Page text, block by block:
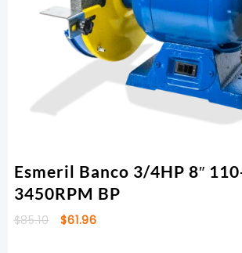
Esmeril Banco 3/4HP 8″
3450RPM BP
$85.10
El
$61.96El